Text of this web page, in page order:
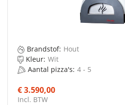
Brandstof: Hout
Kleur: Wit
Aantal pizza's: 4 - 5
€ 3.590,00
Incl. BTW